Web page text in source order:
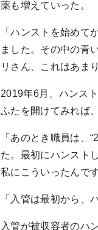
薬も増えていった。
「ハンストを始めて
ました。その中の青
リさん、これはあま
2019年6月、ハンス
ふたを開けてみれば
「あのとき職員は、
た。最初にハンスト
私にこういったんで
「入管は最初から、
入管が被収容者のハ